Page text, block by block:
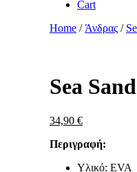
Cart
Home / Άνδρας /
Sea
34,90 €
Περιγραφή:
Υλικό: EVA